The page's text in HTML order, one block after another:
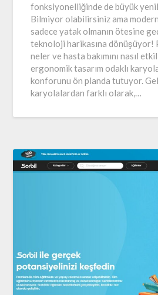
fonksiyonelliğinde de büyük
Bilmiyor olabilirsiniz ama
sadece yatak olmanın ötesine
teknoloji harikasına dönüşüyor!
neler ve hasta bakımını nasıl
ergonomik tasarım odaklı
konforunu ön planda tutuyor.
karyolalardan farklı olarak,…